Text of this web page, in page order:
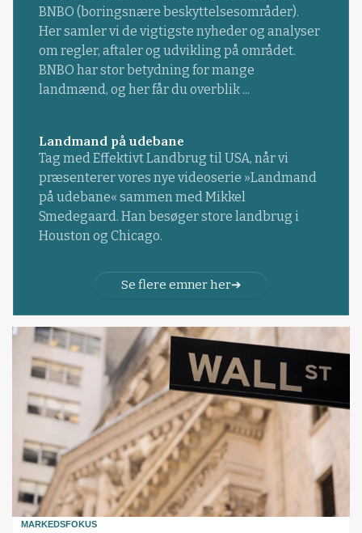
BNBO (boringsnære beskyttelsesområder).
Her samler vi de vigtigste nyheder og analyser
om regler, aftaler og udvikling på området.
BNBO har stor betydning for mange
landmænd, og her får du overblik ...
Landmand på udebane
Tag med Effektivt Landbrug til USA, når vi
præsenterer vores nye videoserie »Landmand
på udebane« sammen med Mikkel
Smedegaard. Han besøger store landbrug i
Houston og Chicago.
Se flere emner her
MARKEDSFOKUS